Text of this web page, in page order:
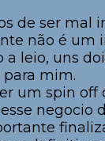
de ser mal
não é
leio, uns
mim.
um spin